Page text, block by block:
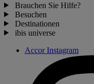
Brauchen Sie Hilfe?
Besuchen
Destinationen
ibis universe
Accor Instagram